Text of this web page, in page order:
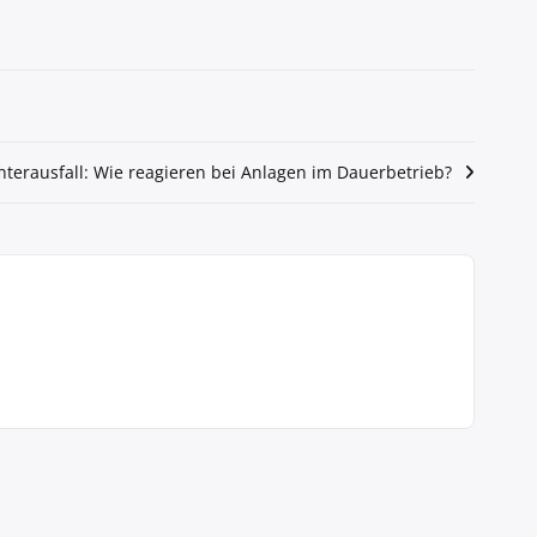
Wie reagieren bei Anlagen im Dauerbetrieb?